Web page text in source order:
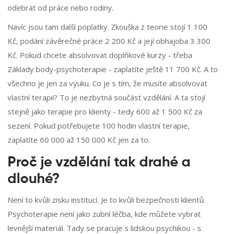
odebrat od práce nebo rodiny.
Navíc jsou tam další poplatky. Zkouška z teorie stojí 1 100
Kč, podání závěrečné práce 2 200 Kč a její obhajoba 3 300
Kč. Pokud chcete absolvovat doplňkové kurzy - třeba
Základy body-psychoterapie - zaplatíte ještě 11 700 Kč. A to
všechno je jen za výuku. Co je s tím, že musíte absolvovat
vlastní terapii? To je nezbytná součást vzdělání. A ta stojí
stejně jako terapie pro klienty - tedy 600 až 1 500 Kč za
sezení. Pokud potřebujete 100 hodin vlastní terapie,
zaplatíte 60 000 až 150 000 Kč jen za to.
Proč je vzdělání tak drahé a
dlouhé?
Není to kvůli zisku institucí. Je to kvůli bezpečnosti klientů.
Psychoterapie není jako zubní léčba, kde můžete vybrat
levnější materiál. Tady se pracuje s lidskou psychikou - s